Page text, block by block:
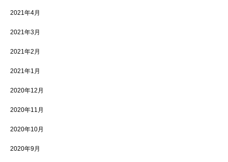
2021年4月
2021年3月
2021年2月
2021年1月
2020年12月
2020年11月
2020年10月
2020年9月